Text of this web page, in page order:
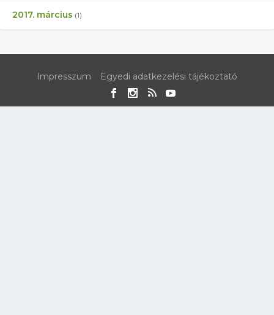
2017. március (1)
Impresszum Egyedi adatkezelési tájékoztató